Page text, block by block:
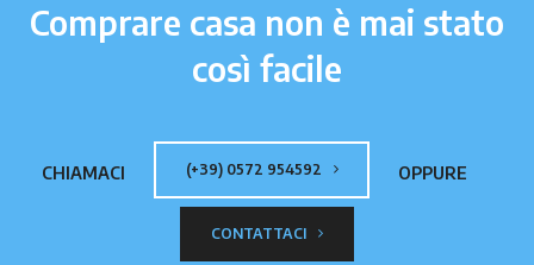
Comprare casa non è mai stato
così facile
CHIAMACI (+39) 0572 954592 OPPURE
CONTATTACI